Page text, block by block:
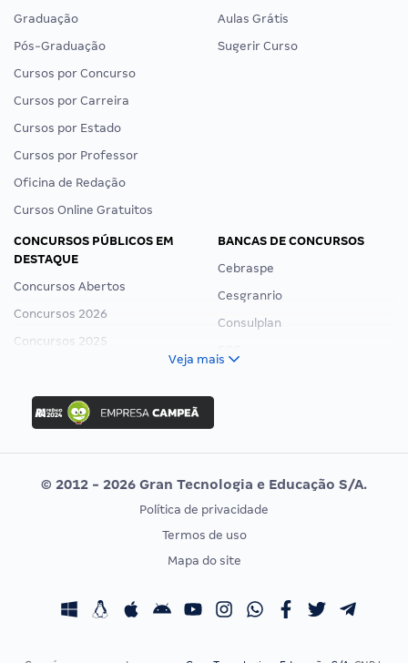
Graduação
Pós-Graduação
Cursos por Concurso
Cursos por Carreira
Cursos por Estado
Cursos por Professor
Oficina de Redação
Cursos Online Gratuitos
Aulas Grátis
Sugerir Curso
CONCURSOS PÚBLICOS EM
DESTAQUE
Concursos Abertos
Concursos 2026
Concursos 2025
Concurso Ibama
Concurso MPU
Editais publicados
BANCAS DE CONCURSOS
Cebraspe
Cesgranrio
Consulplan
Vunesp
CONCURSOS POR PROFISSÃO
Concursos Fiscais
EXAME DE ORDEM
Calendário OAB
Veja mais
© 2012 - 2026 Gran Tecnologia e Educação S/A.
Política de privacidade
Termos de uso
Mapa do site